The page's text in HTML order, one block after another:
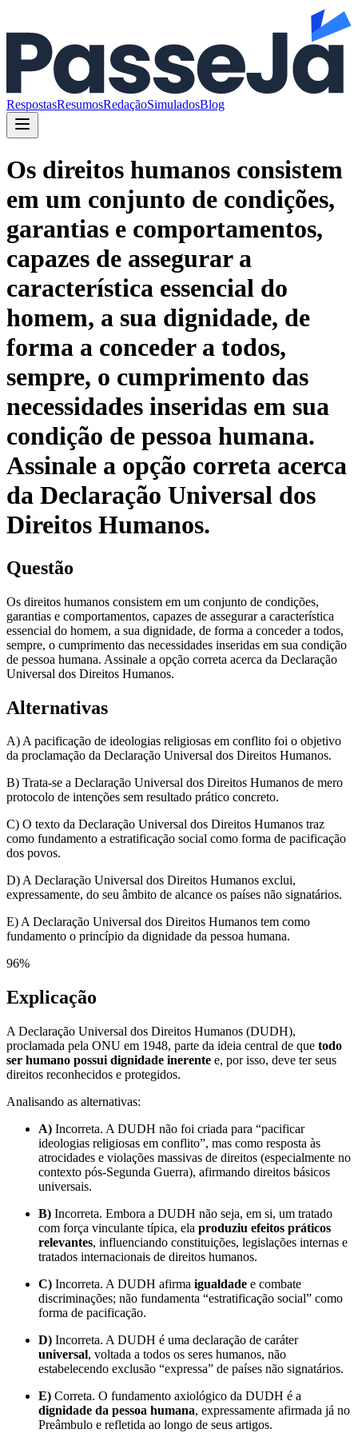
RespostasResumosRedaçãoSimuladosBlog
Os direitos humanos consistem
em um conjunto de condições,
garantias e comportamentos,
capazes de assegurar a
característica essencial do
homem, a sua dignidade, de
forma a conceder a todos,
sempre, o cumprimento das
necessidades inseridas em sua
condição de pessoa humana.
Assinale a opção correta acerca
da Declaração Universal dos
Direitos Humanos.
Questão
Os direitos humanos consistem em um conjunto de condições,
garantias e comportamentos, capazes de assegurar a característica
essencial do homem, a sua dignidade, de forma a conceder a todos,
sempre, o cumprimento das necessidades inseridas em sua condição
de pessoa humana. Assinale a opção correta acerca da Declaração
Universal dos Direitos Humanos.
Alternativas
A) A pacificação de ideologias religiosas em conflito foi o objetivo
da proclamação da Declaração Universal dos Direitos Humanos.
B) Trata-se a Declaração Universal dos Direitos Humanos de mero
protocolo de intenções sem resultado prático concreto.
C) O texto da Declaração Universal dos Direitos Humanos traz
como fundamento a estratificação social como forma de pacificação
dos povos.
D) A Declaração Universal dos Direitos Humanos exclui,
expressamente, do seu âmbito de alcance os países não signatários.
E) A Declaração Universal dos Direitos Humanos tem como
fundamento o princípio da dignidade da pessoa humana.
96%
Explicação
A Declaração Universal dos Direitos Humanos (DUDH),
proclamada pela ONU em 1948, parte da ideia central de que todo
ser humano possui dignidade inerente e, por isso, deve ter seus
direitos reconhecidos e protegidos.
Analisando as alternativas:
A) Incorreta. A DUDH não foi criada para “pacificar
ideologias religiosas em conflito”, mas como resposta às
atrocidades e violações massivas de direitos (especialmente no
contexto pós-Segunda Guerra), afirmando direitos básicos
universais.
B) Incorreta. Embora a DUDH não seja, em si, um tratado
com força vinculante típica, ela produziu efeitos práticos
relevantes, influenciando constituições, legislações internas e
tratados internacionais de direitos humanos.
C) Incorreta. A DUDH afirma igualdade e combate
discriminações; não fundamenta “estratificação social” como
forma de pacificação.
D) Incorreta. A DUDH é uma declaração de caráter
universal, voltada a todos os seres humanos, não
estabelecendo exclusão “expressa” de países não signatários.
E) Correta. O fundamento axiológico da DUDH é a
dignidade da pessoa humana, expressamente afirmada já no
Preâmbulo e refletida ao longo de seus artigos.